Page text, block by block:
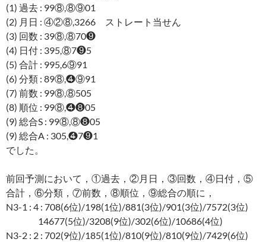
(1) 過去 : 99⑧,⑧⑨01
(2) 月日 : ④②⑧,3266 ストレート当せん
(3) 回数 : 39⑧,⑧70❾
(4) 日付 : 395,⑧7❾5
(5) 合計 : 995,6⑨91
(6) 分類 : 89⑧,❹⑨91
(7) 前数 : 99⑧,⑧505
(8) 順位 : 99⑧,❹❽05
(9) 総合S : 99⑧,⑧❽05
(9) 総合A : 305,❹7❾1
でした。
前回予測において，①過去，②月日，③回数，④日付，⑤
合計，⑥分類，⑦前数，⑧順位，⑨総合の順に，
N3-1 : 4 : 708(6位)/198(1位)/881(3位)/901(3位)/7572(3位)
14677(5位)/3208(9位)/302(6位)/10686(4位)
N3-2 : 2 : 702(9位)/185(1位)/810(9位)/810(9位)/7429(6位)